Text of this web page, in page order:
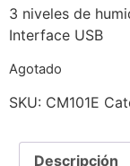
3 niveles de
Interface USB
Agotado
SKU: CM101E
Descripción